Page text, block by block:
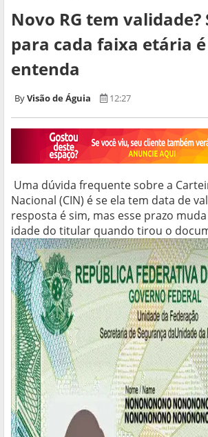
Novo RG tem validade?
para cada faixa etária
entenda
Visão de Águia 12:27
Uma dúvida frequente sobre a
Nacional (CIN) é se ela tem data de
resposta é sim, mas esse prazo
idade do titular quando tirou o